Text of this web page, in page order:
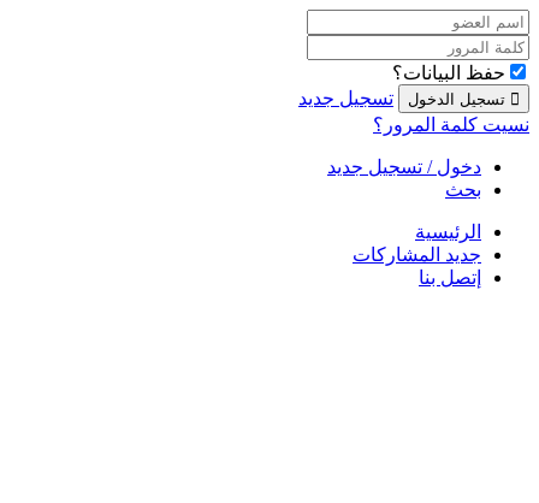
حفظ البيانات؟
تسجيل جديد
نسيت كلمة المرور؟
دخول / تسجيل جديد
بحث
الرئيسية
جديد المشاركات
إتصل بنا